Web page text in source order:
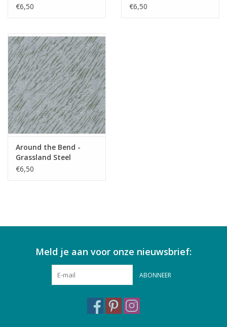
€6,50
€6,50
Around the Bend -
Grassland Steel
€6,50
Meld je aan voor onze nieuwsbrief:
ABONNEER